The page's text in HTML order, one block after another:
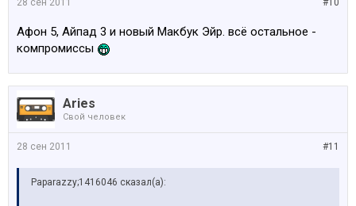
#10
28 сен 2011
Афон 5, Айпад 3 и новый Макбук Эйр. всё остальное -
компромиссы
Aries
Свой человек
#11
28 сен 2011
Paparazzy;1416046 сказал(а):